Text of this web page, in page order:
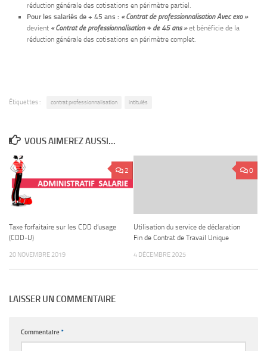
réduction générale des cotisations en périmètre partiel.
Pour les salariés de + 45 ans : « Contrat de professionnalisation Avec exo »
devient « Contrat de professionnalisation + de 45 ans »et bénéficie de la
réduction générale des cotisations en périmètre complet.
Étiquettes : contrat professionnalisation intitulés
VOUS AIMEREZ AUSSI...
2
Taxe forfaitaire sur les CDD d’usage
(CDD-U)
20 NOVEMBRE 2019
0
Utilisation du service de déclaration
Fin de Contrat de Travail Unique
4 DÉCEMBRE 2025
LAISSER UN COMMENTAIRE
Commentaire *